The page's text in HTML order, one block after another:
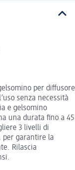
per diffusore
senza necessità
e gelsomino
una durata fino a 45
3 livelli di
per garantire la
Rilascia